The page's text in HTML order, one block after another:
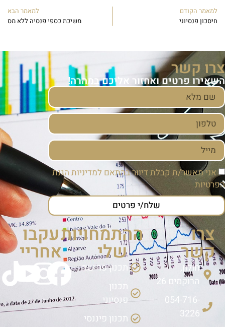
למאמר הקודם
חיסכון פנסיוני
למאמר הבא
משיכת כספי פנסיה ללא מס
קשר
פרטים ואחזור אליכם במהרה!
אני מאשר/ת קבלת דיוור בהתאם ל מדיניות הגנת
שלח/י פרטים
צרו
קשר
חולון,
הרוקמים 26
054-716-
3226
ההתמחויות
שלי
תכנון פרישה
תכנון
פנסיוני
תכנון פיננסי
עקבו
אחריי